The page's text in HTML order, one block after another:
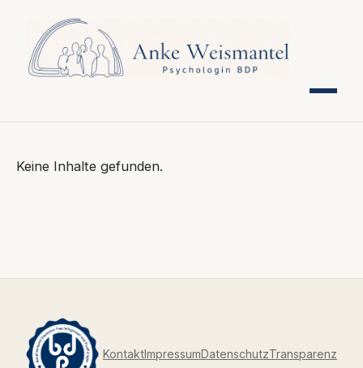
Keine Inhalte gefunden.
KontaktImpressumDatenschutzTransparenz